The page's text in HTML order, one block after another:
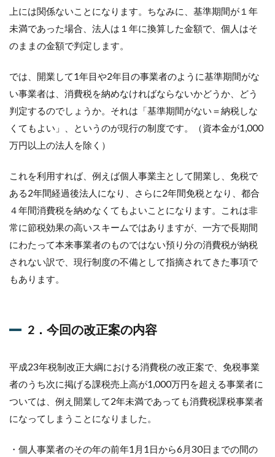
Q2：
ガソ
リン
を購
と、
全額
に消
費税
がか
かる
のに
し、
軽油
の場
合は
本体
部分
だけ
に消
費税
がか
かり
かり
ガソ
リン
にも
ガソ
リン
れて
上には関係ないことになります。ちなみに、基準期間が１年
未満であった場合、法人は１年に換算した金額で、個人はそ
のままの金額で判定します。
では、開業して1年目や2年目の事業者のように基準期間がな
い事業者は、消費税を納めなければならないかどうか、どう
判定するのでしょうか。それは「基準期間がない＝納税しな
くてもよい」、というのが現行の制度です。（資本金が1,000
万円以上の法人を除く）
これを利用すれば、例えば個人事業主として開業し、免税で
ある2年間経過後法人になり、さらに2年間免税となり、都合
４年間消費税を納めなくてもよいことになります。これは非
常に節税効果の高いスキームではありますが、一方で長期間
にわたって本来事業者のものではない預り分の消費税が納税
されない訳で、現行制度の不備として指摘されてきた事項で
もあります。
2．今回の改正案の内容
平成23年税制改正大綱における消費税の改正案で、免税事業
者のうち次に掲げる課税売上高が1,000万円を超える事業者に
ついては、例え開業して2年未満であっても消費税課税事業者
になってしまうことになりました。
・個人事業者のその年の前年1月1日から6月30日までの間の